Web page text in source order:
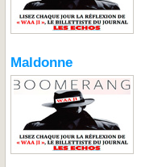
Maldonne